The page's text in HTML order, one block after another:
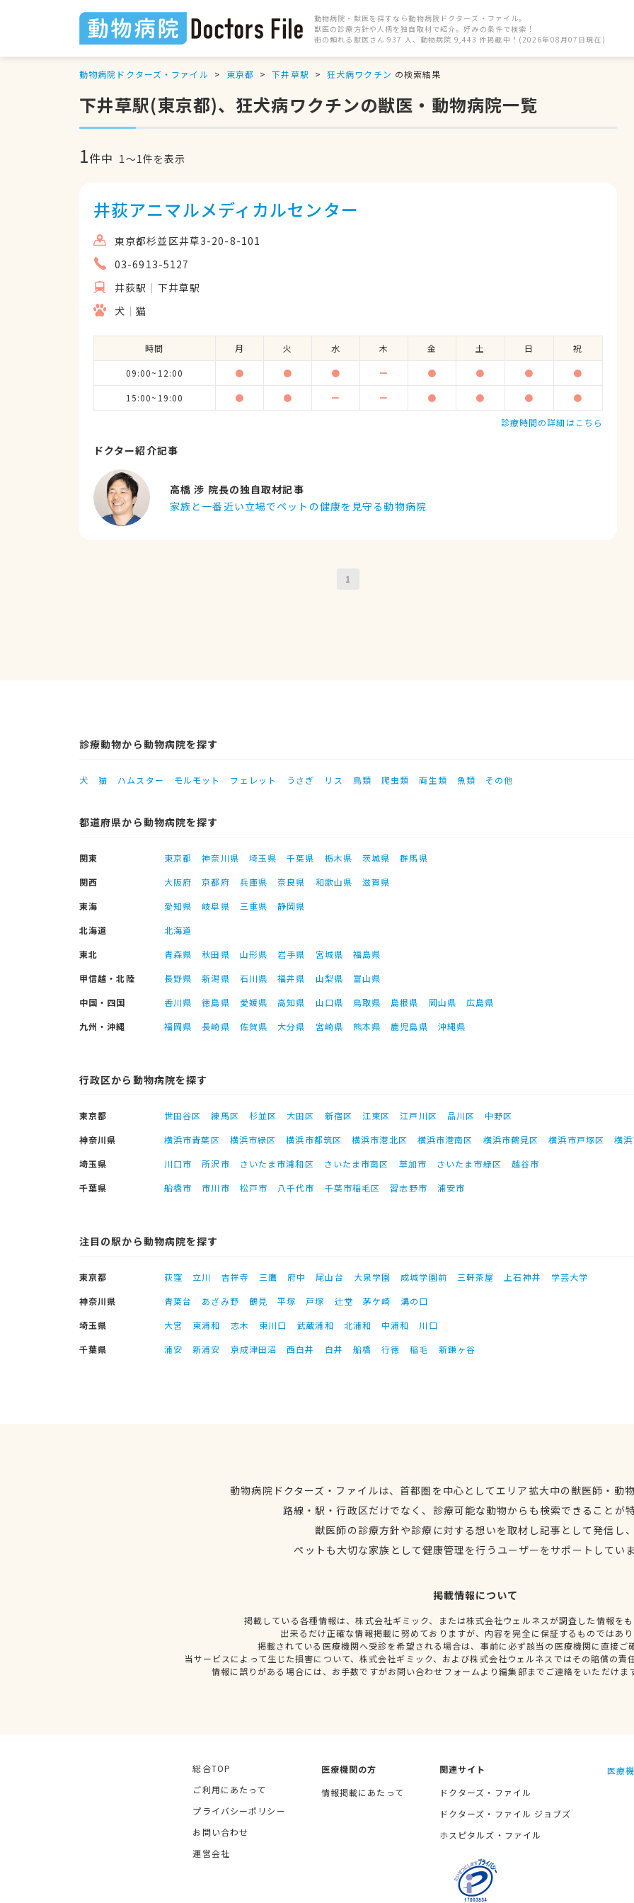
動物病院・獣医を探すなら動物病院ドクターズ・ファイル。
獣医の診療方針や人柄を独自取材で紹介。好みの条件で検索！
街の頼れる獣医さん 937 人、動物病院 9,443 件掲載中！(2026年08月07日現在)
動物病院ドクターズ・ファイル 東京都 下井草駅 狂犬病ワクチン の検索結果
下井草駅(東京都)、狂犬病ワクチンの獣医・動物病院一覧
1件中 1〜1件を表示
井荻アニマルメディカルセンター
東京都杉並区井草3-20-8-101
03-6913-5127
井荻駅
下井草駅
犬
猫
時間 月 火 水 木 金 土 日 祝
09:00~12:00 ● ● ● ー ● ● ● ●
15:00~19:00 ● ● ー ー ● ● ● ●
診療時間の詳細はこちら
ドクター紹介記事
高橋 渉 院長の独自取材記事
家族と一番近い立場でペットの健康を見守る動物病院
1
診療動物から動物病院を探す
犬 猫 ハムスター モルモット フェレット うさぎ リス 鳥類 爬虫類 両生類 魚類 その他
都道府県から動物病院を探す
関東 東京都 神奈川県 埼玉県 千葉県 栃木県 茨城県
群馬県
関西
大阪府 京都府 兵庫県 奈良県 和歌山県
滋賀県
東海
愛知県 岐阜県 三重県
静岡県
北海道
北海道
東北
青森県 秋田県 山形県 岩手県 宮城県
福島県
甲信越・北陸
長野県 新潟県 石川県 福井県 山梨県
富山県
中国・四国
香川県 徳島県 愛媛県 高知県 山口県 鳥取県 島根県 岡山県
広島県
九州・沖縄
福岡県 長崎県 佐賀県 大分県 宮崎県 熊本県 鹿児島県 沖縄県
行政区から動物病院を探す
東京都 世田谷区 練馬区 杉並区 大田区 新宿区 江東区 江戸川区 品川区
中野区
神奈川県
横浜市青葉区 横浜市緑区 横浜市都筑区 横浜市港北区 横浜市港南区 横浜市鶴見区 横浜市戸塚区
横
埼玉県
川口市 所沢市 さいたま市浦和区 さいたま市南区 草加市 さいたま市緑区
越谷市
千葉県
船橋市 市川市 松戸市 八千代市 千葉市稲毛区 習志野市 浦安市
注目の駅から動物病院を探す
東京都 荻窪 立川 吉祥寺 三鷹 府中 尾山台 大泉学園 成城学園前 三軒茶屋 上石神井
学芸大学
神奈川県
青葉台 あざみ野 鶴見 平塚 戸塚 辻堂 茅ケ崎
溝の口
埼玉県
大宮 東浦和 志木 東川口 武蔵浦和 北浦和 中浦和
川口
千葉県
浦安 新浦安 京成津田沼 西白井 白井 船橋 行徳 稲毛 新鎌ヶ谷
動物病院ドクターズ・ファイルは、首都圏を中心としてエリア拡大中の獣医師・動
路線・駅・行政区だけでなく、診療可能な動物からも検索できることが
獣医師の診療方針や診療に対する想いを取材し記事として発信し
ペットも大切な家族として健康管理を行うユーザーをサポートしてい
掲載情報について
掲載している各種情報は、株式会社ギミック、または株式会社ウェルネスが調査した情報を
出来るだけ正確な情報掲載に努めておりますが、内容を完全に保証するものではあ
掲載されている医療機関へ受診を希望される場合は、事前に必ず該当の医療機関に直接ご
当サービスによって生じた損害について、株式会社ギミック、および株式会社ウェルネスではその賠償の責
情報に誤りがある場合には、お手数ですがお問い合わせフォームより編集部までご連絡をいただけま
総合TOP
ご利用にあたって
プライバシーポリシー
お問い合わせ
運営会社
医療機関の方
情報掲載にあたって
関連サイト
ドクターズ・ファイル
ドクターズ・ファイル ジョブズ
ホスピタルズ・ファイル
医療